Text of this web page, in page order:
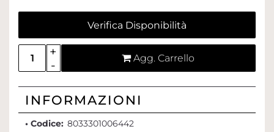
Verifica Disponibilità
Quantità
Agg. Carrello
INFORMAZIONI
• Codice: 8033301006442